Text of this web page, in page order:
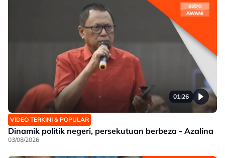
01:26
VIDEO TERKINI & POPULAR
Dinamik politik negeri, persekutuan berbeza - Azalina
03/08/2026